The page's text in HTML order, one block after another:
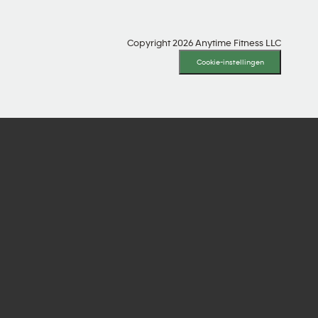
Copyright 2026 Anytime Fitness LLC
Cookie-instellingen